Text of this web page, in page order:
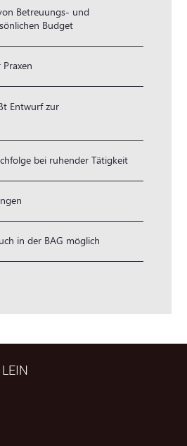
Betreuungs- und
Budget
Entwurf zur
bei ruhender Tätigkeit
in der BAG möglich